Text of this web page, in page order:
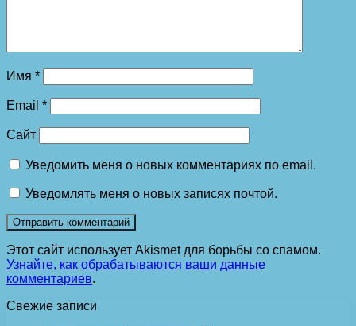
Имя *
Email *
Сайт
Уведомить меня о новых комментариях по email.
Уведомлять меня о новых записях почтой.
Этот сайт использует Akismet для борьбы со спамом.
Узнайте, как обрабатываются ваши данные
комментариев.
Свежие записи